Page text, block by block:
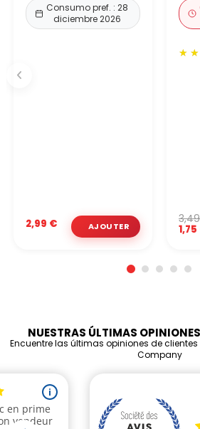
Consumo pref. : 28
diciembre 2026
2,99 €
NUESTRAS ÚLTIMAS
Encuentre las últimas opiniones de
Company